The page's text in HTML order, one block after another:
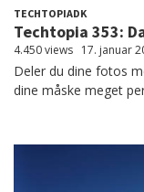
TECHTOPIADK
Techtopia 353:
4.450 views 17. januar
Deler du dine fotos
dine måske meget